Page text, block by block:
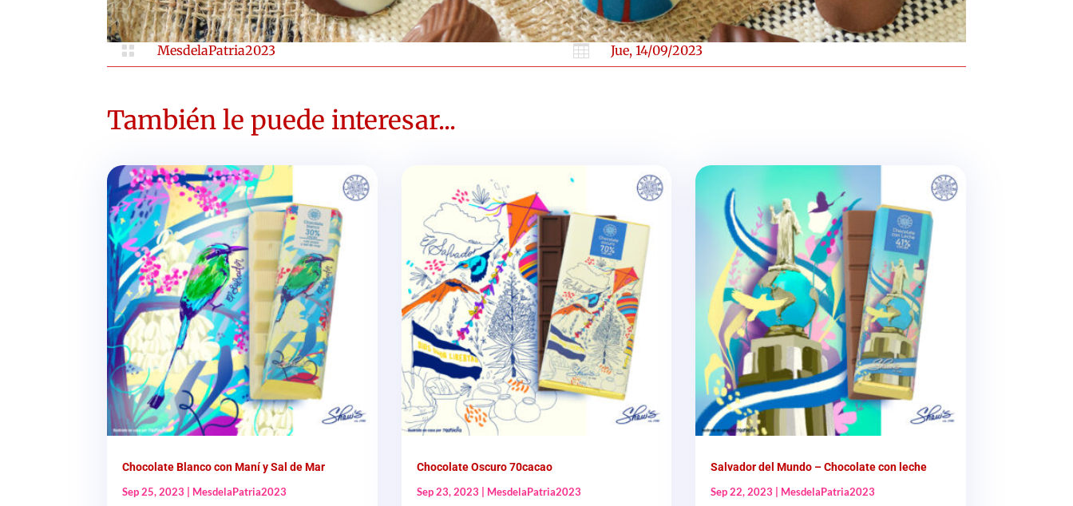
 MesdelaPatria2023  Jue, 14/09/2023
También le puede interesar...
Chocolate Blanco con Maní y Sal de Mar
Sep 25, 2023
MesdelaPatria2023
Chocolate Oscuro 70cacao
Sep 23, 2023
MesdelaPatria2023
Salvador del Mundo – Chocolate con leche
Sep 22, 2023
MesdelaPatria2023